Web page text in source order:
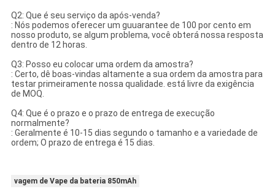
Q2: Que é seu serviço da após-venda?
: Nós podemos oferecer um guuarantee de 100 por cento em
nosso produto, se algum problema, você obterá nossa resposta
dentro de 12 horas.
Q3: Posso eu colocar uma ordem da amostra?
: Certo, dê boas-vindas altamente a sua ordem da amostra para
testar primeiramente nossa qualidade. está livre da exigência
de MOQ.
Q4: Que é o prazo e o prazo de entrega de execução
normalmente?
: Geralmente é 10-15 dias segundo o tamanho e a variedade de
ordem; O prazo de entrega é 15 dias.
vagem de Vape da bateria 850mAh